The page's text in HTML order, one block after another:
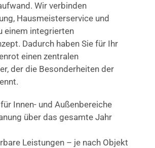
Wir verbinden
Hausmeisterservice und
einem integrierten
Dadurch haben Sie für Ihr
einen zentralen
der die Besonderheiten der
Innen- und Außenbereiche
über das gesamte Jahr
Leistungen – je nach Objekt